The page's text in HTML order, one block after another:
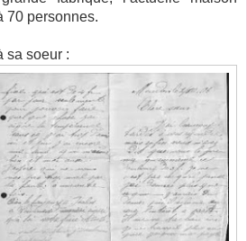
70 personnes.
sa soeur :